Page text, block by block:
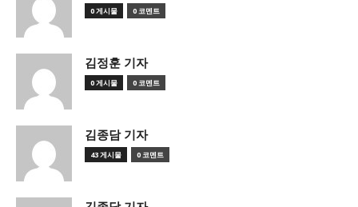
0 게시물 0 코멘트
김정훈 기자
0 게시물 0 코멘트
김종담 기자
43 게시물 0 코멘트